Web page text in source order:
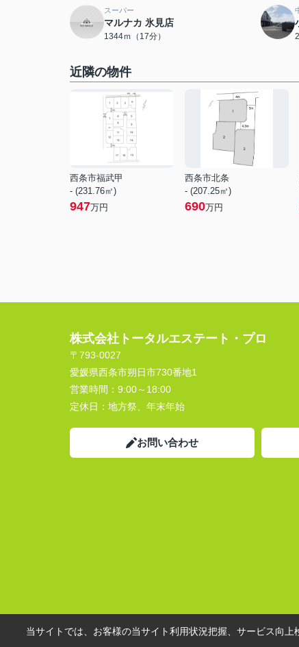
スーパー
マルナカ 氷見店
1344ｍ（17分）
近隣の物件
西条市福武甲
- (231.76㎡)
947万円
西条市北条
- (207.25㎡)
690万円
株式会社トータルエステート・プロ
〒793-0027
愛媛県西条市朔日市730番地1
営業時間： 9:00～18:00
定休日： 地方祭、年末年始
お問い合わせ
当サイトでは、お客様の当サイト利用状況把握、サービス向